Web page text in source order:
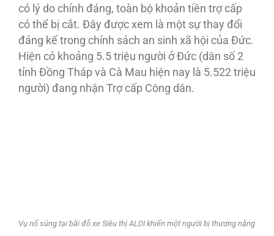
có lý do chính đáng, toàn bộ khoản tiền trợ cấp
có thể bị cắt. Đây được xem là một sự thay đổi
đáng kể trong chính sách an sinh xã hội của Đức.
Hiện có khoảng 5.5 triệu người ở Đức (dân số 2
tỉnh Đồng Tháp và Cà Mau hiện nay là 5.522 triệu
người) đang nhận Trợ cấp Công dân.
Vụ nổ súng tại bãi đỗ xe Siêu thị ALDI khiến một người bị thương nặng